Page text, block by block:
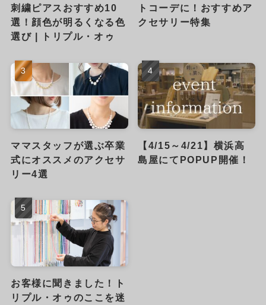
刺繍ピアスおすすめ10
選！顔色が明るくなる色
選び | トリプル・オゥ
トコーデに！おすすめア
クセサリー特集
ママスタッフが選ぶ卒業
式にオススメのアクセサ
リー4選
【4/15～4/21】横浜高
島屋にてPOPUP開催！
お客様に聞きました！ト
リプル・オゥのここを迷